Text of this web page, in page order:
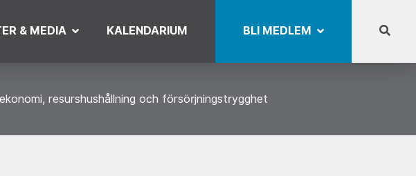
& MEDIA KALENDARIUM BLI MEDLEM
resurshushållning och försörjningstrygghet